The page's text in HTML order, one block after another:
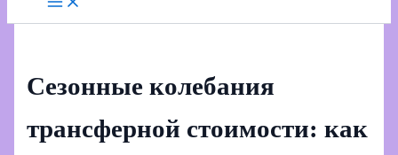
Сезонные колебания
трансферной стоимости: как